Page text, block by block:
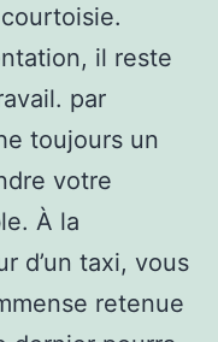
il reste
par
toujours un
votre
À la
d’un taxi, vous
retenue